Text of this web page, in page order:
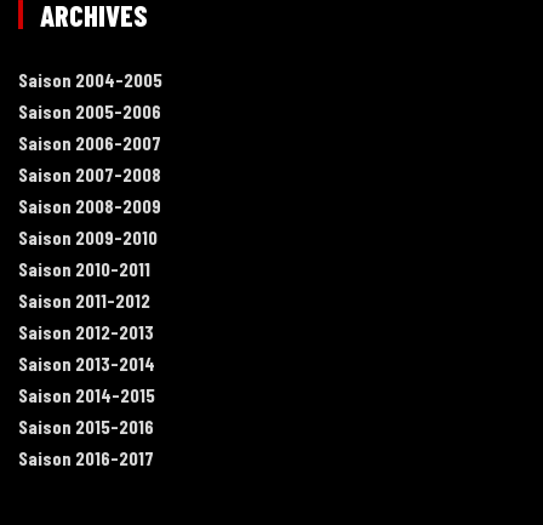
ARCHIVES
Saison 2004-2005
Saison 2005-2006
Saison 2006-2007
Saison 2007-2008
Saison 2008-2009
Saison 2009-2010
Saison 2010-2011
Saison 2011-2012
Saison 2012-2013
Saison 2013-2014
Saison 2014-2015
Saison 2015-2016
Saison 2016-2017